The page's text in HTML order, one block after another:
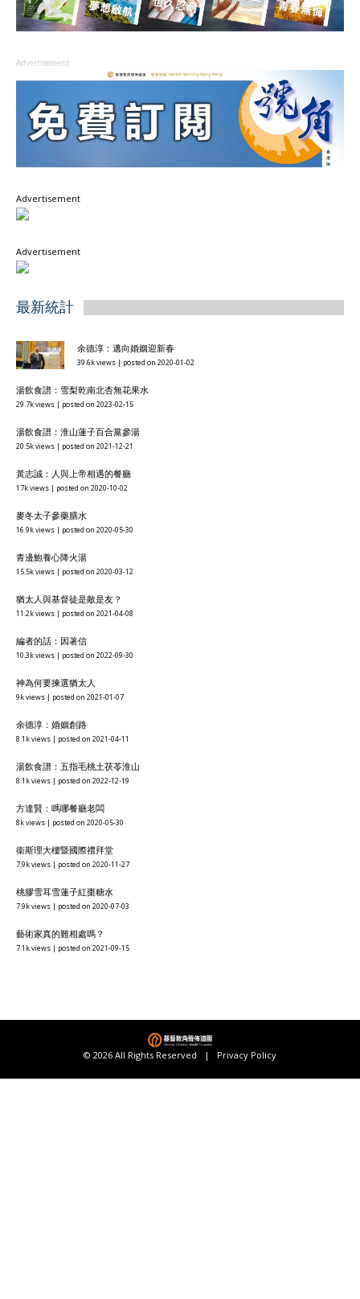
Advertisement
Advertisement
Advertisement
最新統計
余德淳：邁向婚姻迎新春
39.6k views | posted on 2020-01-02
湯飲食譜：雪梨乾南北杏無花果水
29.7k views | posted on 2023-02-15
湯飲食譜：淮山蓮子百合黨參湯
20.5k views | posted on 2021-12-21
黃志誠：人與上帝相遇的餐廳
17k views | posted on 2020-10-02
麥冬太子參藥膳水
16.9k views | posted on 2020-05-30
青邊鮑養心降火湯
15.5k views | posted on 2020-03-12
猶太人與基督徒是敵是友？
11.2k views | posted on 2021-04-08
編者的話：因著信
10.3k views | posted on 2022-09-30
神為何要揀選猶太人
9k views | posted on 2021-01-07
余德淳：婚姻創路
8.1k views | posted on 2021-04-11
湯飲食譜：五指毛桃土茯苓淮山
8.1k views | posted on 2022-12-19
方達賢：嗎哪餐廳老闆
8k views | posted on 2020-05-30
衞斯理大樓暨國際禮拜堂
7.9k views | posted on 2020-11-27
桃膠雪耳雪蓮子紅棗糖水
7.9k views | posted on 2020-07-03
藝術家真的難相處嗎？
7.1k views | posted on 2021-09-15
© 2026 All Rights Reserved | Privacy Policy